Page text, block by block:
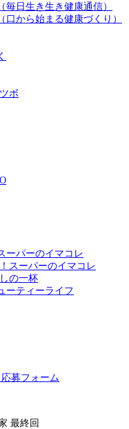
日生き生き健康通信）
から始まる健康づくり）
ボ
ーパーのイマコレ
スーパーのイマコレ
の一杯
ーティーライフ
募フォーム
最終回